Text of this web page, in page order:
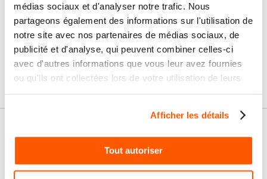
médias sociaux et d'analyser notre trafic. Nous
partageons également des informations sur l'utilisation de
notre site avec nos partenaires de médias sociaux, de
publicité et d'analyse, qui peuvent combiner celles-ci
avec d'autres informations que vous leur avez fournies
ou qu'ils ont collectées lors de votre utilisation de leurs
Afficher les détails
Tout autoriser
Livraison
24/72H
SAV & Retours
Garanties
FAQ